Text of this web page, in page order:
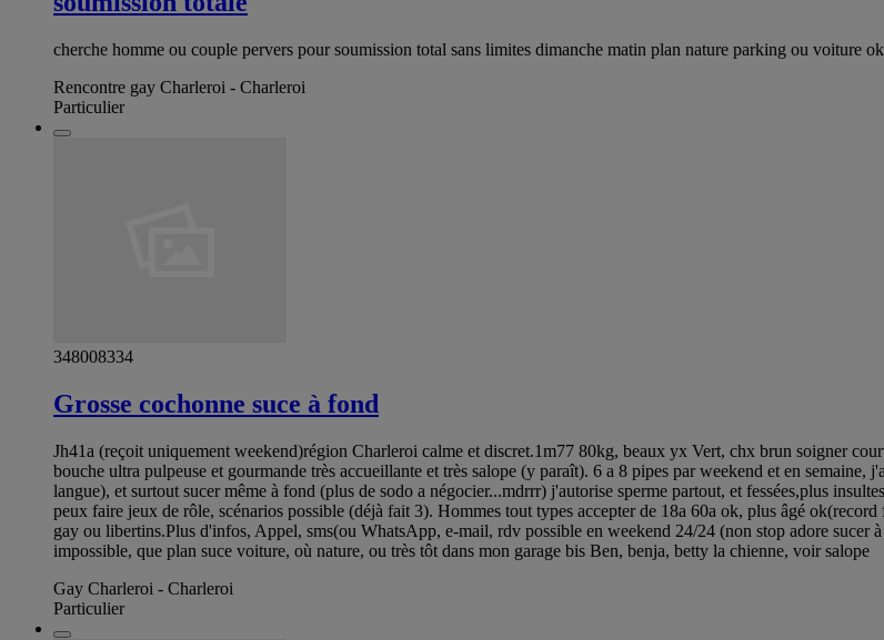
cherche homme ou couple pervers pour soumission total sans limites dimanche matin plan nature parking ou voiture
Rencontre gay Charleroi - Charleroi
Particulier
348008334
Grosse cochonne suce à fond
Jh41a (reçoit uniquement weekend)région Charleroi calme et discret.1m77 80kg, beaux yx Vert, chx brun soigner
bouche ultra pulpeuse et gourmande très accueillante et très salope (y paraît). 6 a 8 pipes par weekend et en semaine,
langue), et surtout sucer même à fond (plus de sodo a négocier...mdrrr) j'autorise sperme partout, et fessées,plus
peux faire jeux de rôle, scénarios possible (déjà fait 3). Hommes tout types accepter de 18a 60a ok, plus âgé
gay ou libertins.Plus d'infos, Appel, sms(ou WhatsApp, e-mail, rdv possible en weekend 24/24 (non stop adore
impossible, que plan suce voiture, où nature, ou très tôt dans mon garage bis Ben, benja, betty la chienne, voir salope
Gay Charleroi - Charleroi
Particulier